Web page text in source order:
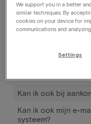
Hoe werkt Pay later
Hoeveel moet ik
Kan ik ook bij
Kan ik ook mijn e-
systeem?
We support you in a better
similar techniques. By
cookies on your device for
communications and
Settings